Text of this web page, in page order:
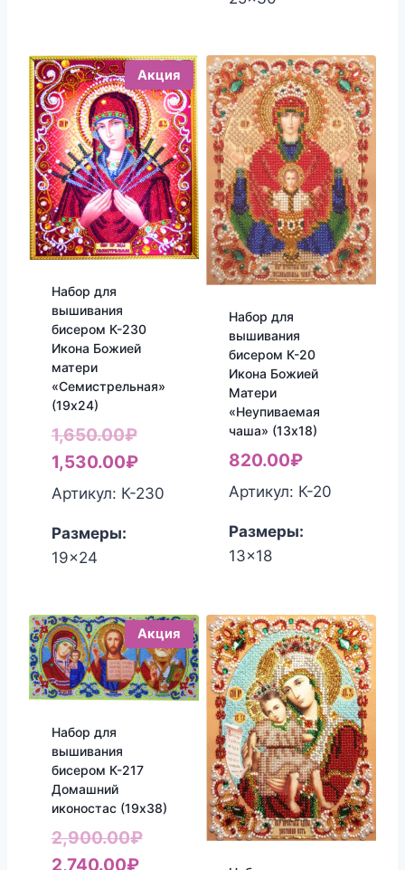
Акция
Набор для
вышивания
бисером К-230
Икона Божией
матери
«Семистрельная»
(19х24)
1,650.00₽Первоначальная
цена
составляла
1,530.00₽Текущая
цена:
Артикул: К-230
Размеры:
19x24
Набор для
вышивания
бисером К-20
Икона Божией
Матери
«Неупиваемая
чаша» (13х18)
820.00₽
Артикул: К-20
Размеры:
13x18
Акция
Набор для
вышивания
бисером К-217
Домашний
иконостас (19х38)
2,900.00₽Первоначальная
2,740.00₽Текущая